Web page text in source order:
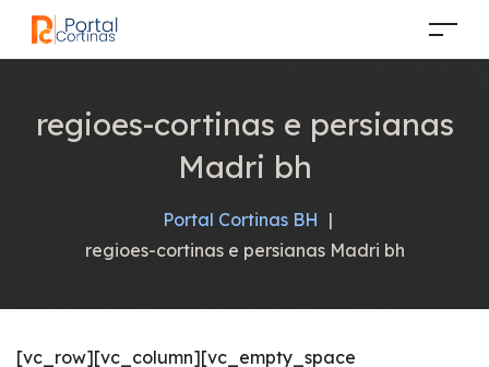
regioes-cortinas e persianas
Madri bh
Portal Cortinas BH |
regioes-cortinas e persianas Madri bh
[vc_row][vc_column][vc_empty_space